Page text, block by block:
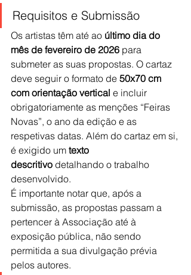
Requisitos e Submissão
Os artistas têm até ao último dia do
mês de fevereiro de 2026 para
submeter as suas propostas. O cartaz
deve seguir o formato de 50x70 cm
com orientação vertical e incluir
obrigatoriamente as menções “Feiras
Novas”, o ano da edição e as
respetivas datas. Além do cartaz em si,
é exigido um texto
descritivo detalhando o trabalho
desenvolvido.
É importante notar que, após a
submissão, as propostas passam a
pertencer à Associação até à
exposição pública, não sendo
permitida a sua divulgação prévia
pelos autores.